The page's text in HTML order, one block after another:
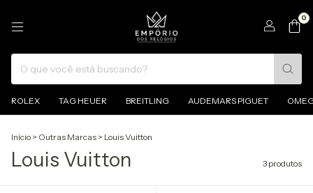
0
ROLEX TAG HEUER BREITLING AUDEMARS PIGUET
Início > Outras Marcas > Louis Vuitton
Louis Vuitton 3 produtos